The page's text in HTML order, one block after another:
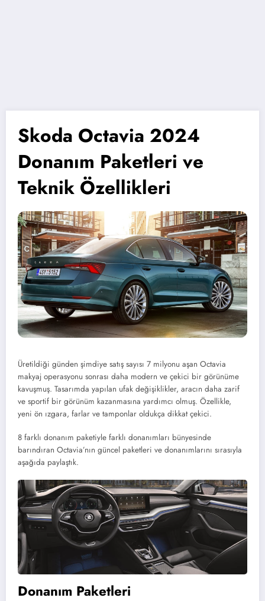
Skoda Octavia 2024
Donanım Paketleri ve
Teknik Özellikleri
Üretildiği günden şimdiye satış sayısı 7 milyonu aşan Octavia
makyaj operasyonu sonrası daha modern ve çekici bir görünüme
kavuşmuş. Tasarımda yapılan ufak değişiklikler, aracın daha zarif
ve sportif bir görünüm kazanmasına yardımcı olmuş. Özellikle,
yeni ön ızgara, farlar ve tamponlar oldukça dikkat çekici.
8 farklı donanım paketiyle farklı donanımları bünyesinde
barındıran Octavia’nın güncel paketleri ve donanımlarını sırasıyla
aşağıda paylaştık.
Donanım Paketleri